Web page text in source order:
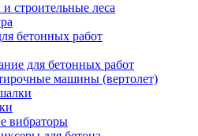
строительные леса
бетонных работ
для бетонных работ
машины (вертолет)
вибраторы